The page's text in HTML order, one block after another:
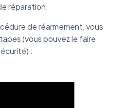
réparation.
de réarmement, vous
(vous pouvez le faire
: